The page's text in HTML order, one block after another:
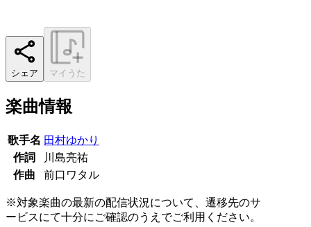
シェア マイうた
楽曲情報
歌手名 田村ゆかり
作詞
川島亮祐
作曲
前口ワタル
※対象楽曲の最新の配信状況について、遷移先のサ
ービスにて十分にご確認のうえでご利用ください。